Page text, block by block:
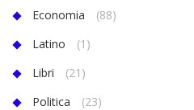
Economia
(88)
Latino
(1)
Libri
(21)
Politica
(23)